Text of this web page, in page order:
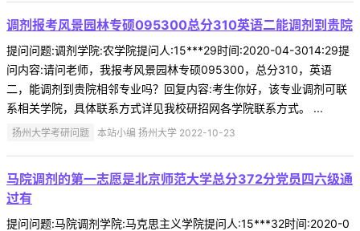
调剂报考风景园林专硕095300总分310英语二能调剂到贵院
提问问题:调剂学院:农学院提问人:15***29时间:2020-04-3014:29提
问内容:请问老师，我报考风景园林专硕095300，总分310，英语
二，能调剂到贵院相邻专业吗？回复内容:考生你好，该专业调剂可联
系相关学院，具体联系方式详见我校研招网各学院联系方式。 ...
扬州大学考研问题 本站小编 扬州大学 2022-10-23
马院调剂的第一志愿是北京师范大学总分372分党员四六级通
过有
提问问题:马院调剂学院:马克思主义学院提问人:15***32时间:2020-0